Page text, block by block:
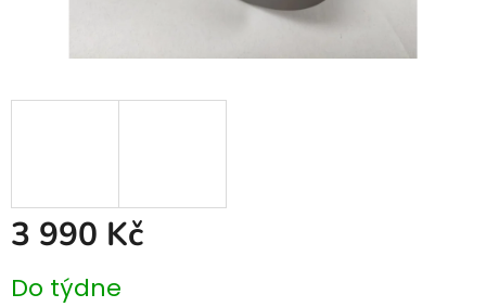
3 990 Kč
cena:
Do týdne